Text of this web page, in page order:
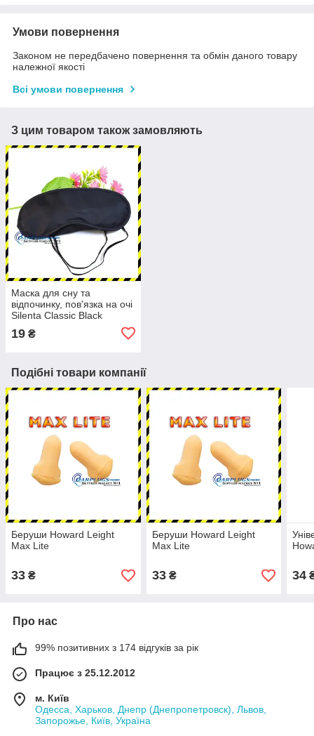
Умови повернення
Законом не передбачено повернення та обмін даного товару
належної якості
Всі умови повернення
З цим товаром також замовляють
Маска для сну та
відпочинку, пов'язка на очі
Silenta Classic Black
19 ₴
Подібні товари компанії
Беруши Howard Leight
Max Lite
33 ₴
Беруши Howard Leight
Max Lite
33₴ 34
Про нас
99% позитивних з 174 відгуків за рік
Працює з 25.12.2012
м. Київ
Одесса, Харьков, Днепр (Днепропетровск), Львов,
Запорожье, Київ, Україна